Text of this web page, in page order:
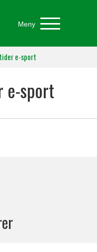
Meny
e-sport
e-sport